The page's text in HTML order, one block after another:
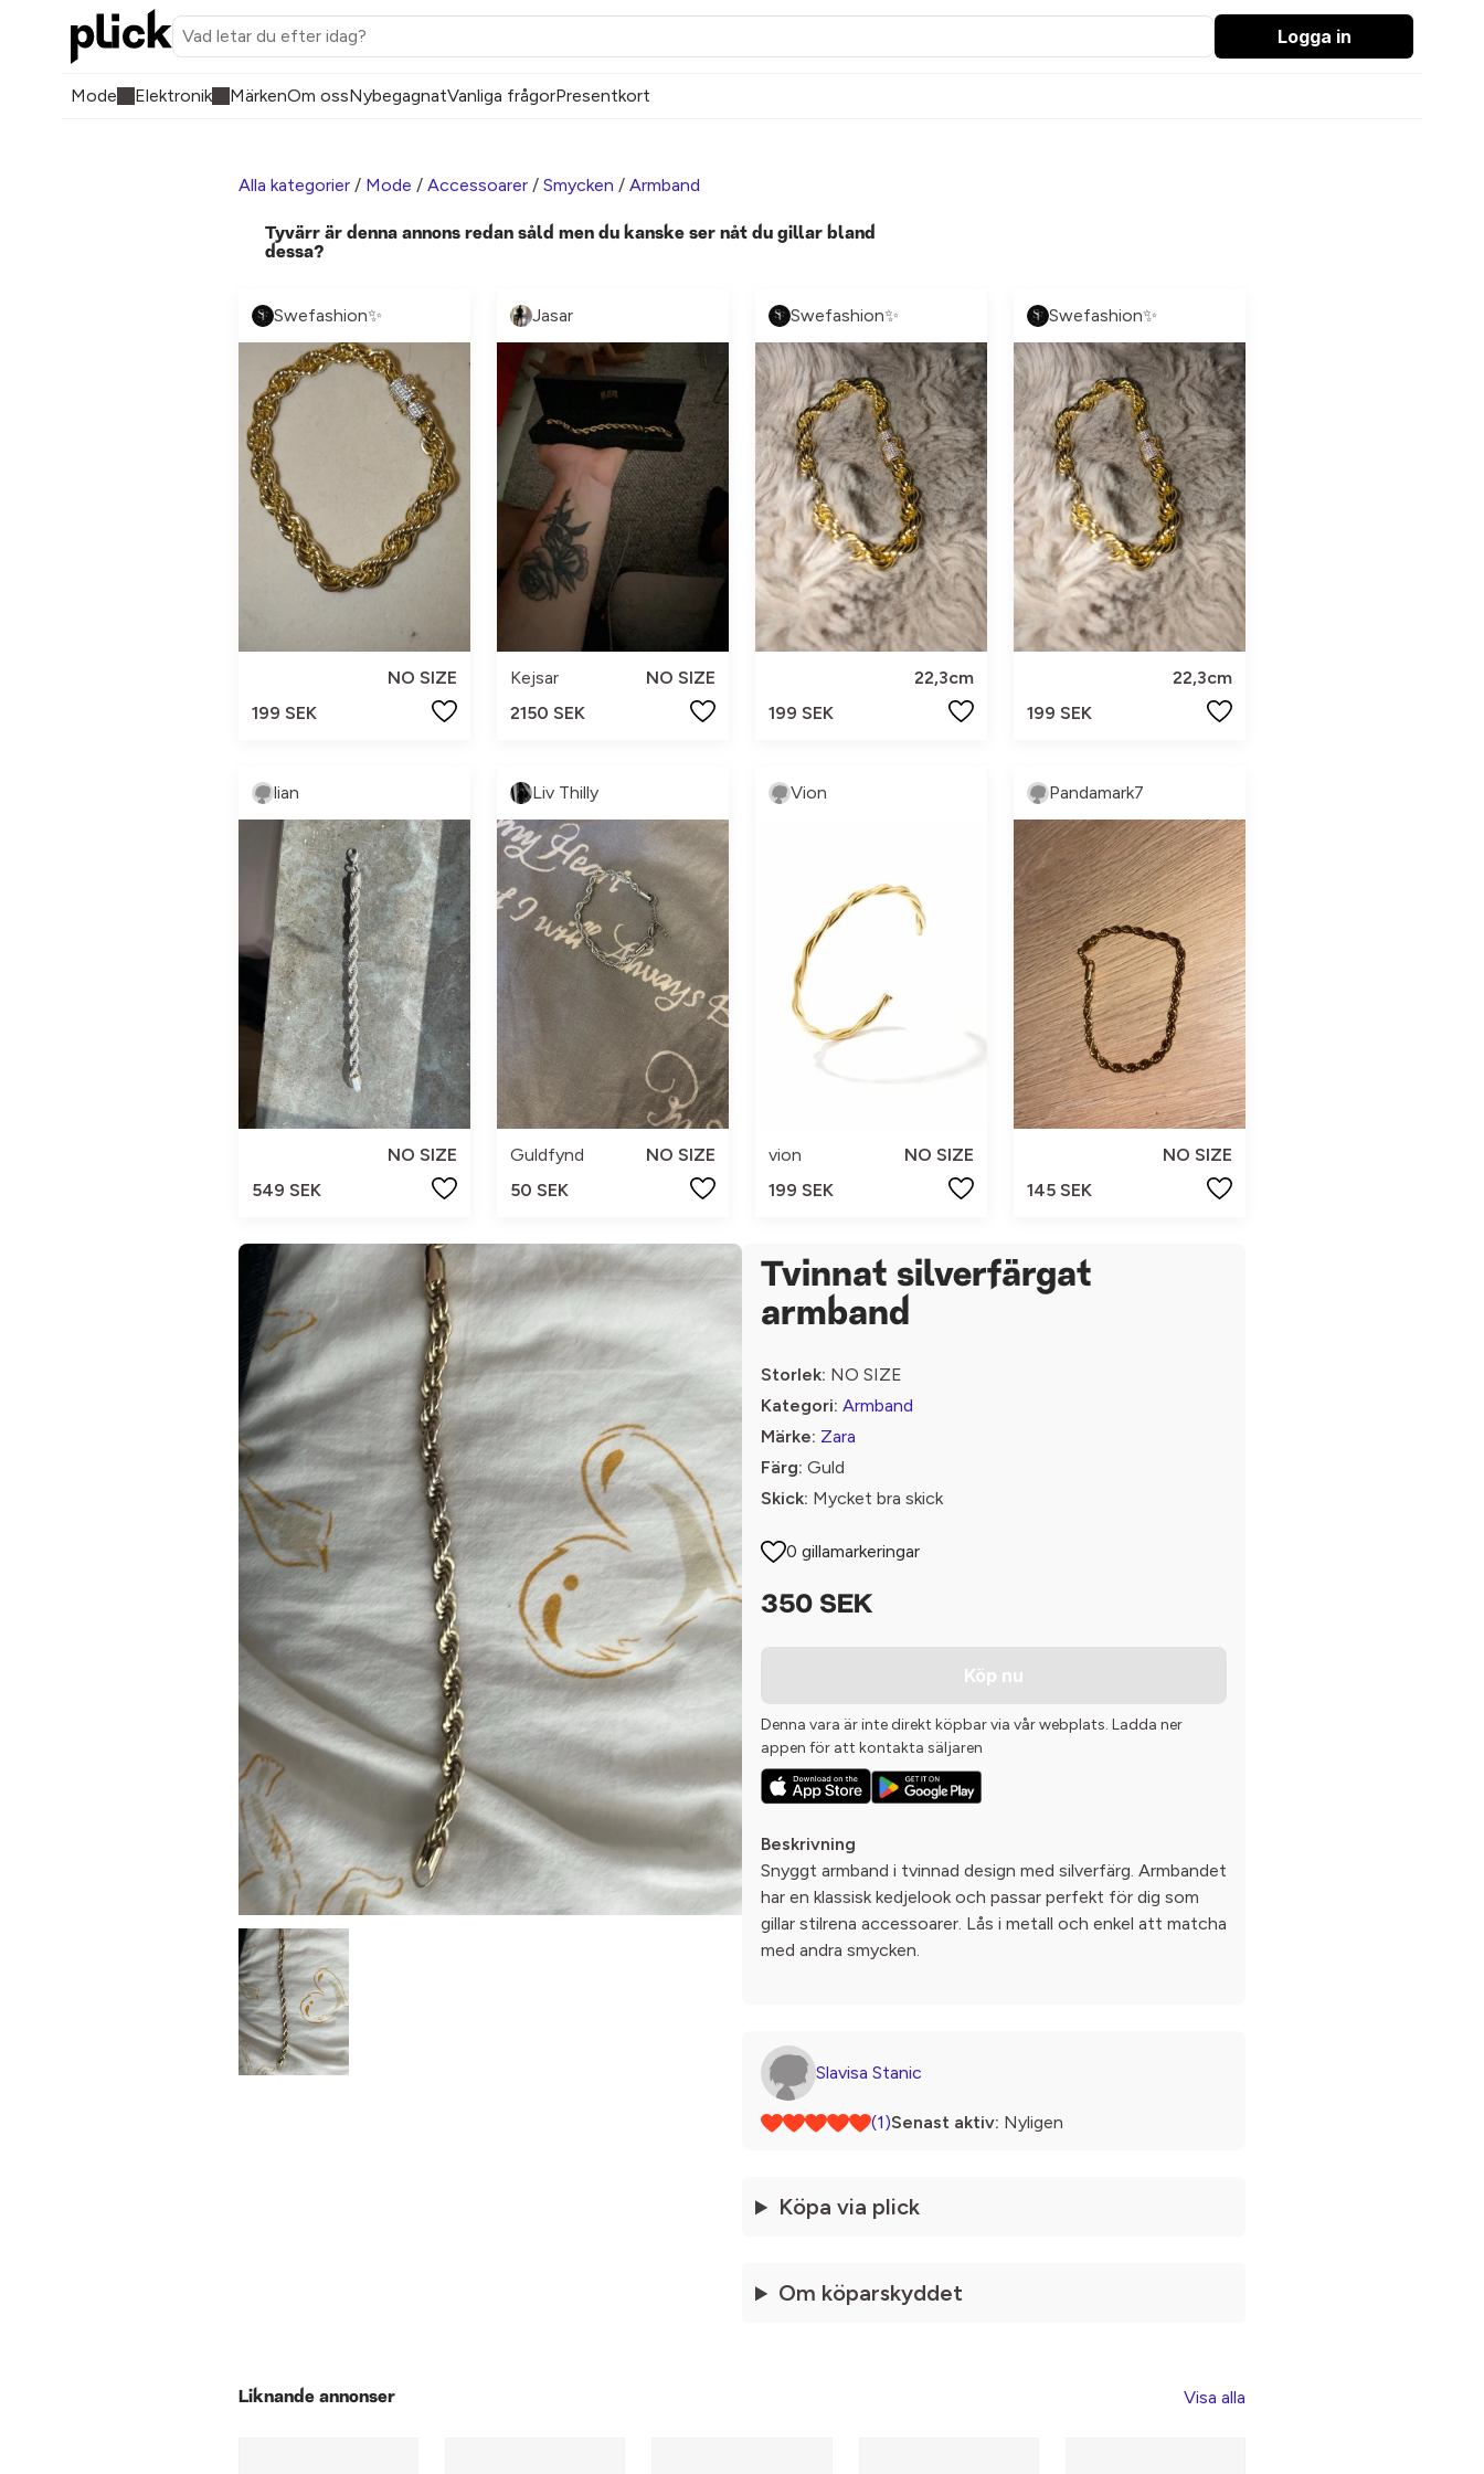
Logga in
Mode Elektronik MärkenOm ossNybegagnatVanliga frågorPresentkort
Alla kategorier / Mode / Accessoarer / Smycken / Armband
Tyvärr är denna annons redan såld men du kanske ser nåt du gillar bland
dessa?
Swefashion✨
NO SIZE
199 SEK
Jasar
Kejsar
NO SIZE
2150 SEK
Swefashion✨
22,3cm
199 SEK
Swefashion✨
22,3cm
199 SEK
lian
NO SIZE
549 SEK
Liv Thilly
Guldfynd
NO SIZE
50 SEK
Vion
vion
NO SIZE
199 SEK
Pandamark7
NO SIZE
145 SEK
Tvinnat silverfärgat
armband
Storlek: NO SIZE
Kategori: Armband
Märke: Zara
Färg: Guld
Skick: Mycket bra skick
0 gillamarkeringar
350 SEK
Köp nu
Denna vara är inte direkt köpbar via vår webplats. Ladda ner
appen för att kontakta säljaren
Beskrivning
Snyggt armband i tvinnad design med silverfärg. Armbandet
har en klassisk kedjelook och passar perfekt för dig som
gillar stilrena accessoarer. Lås i metall och enkel att matcha
med andra smycken.
Slavisa Stanic
(1)Senast aktiv: Nyligen
Köpa via plick
Om köparskyddet
Liknande annonser Visa alla